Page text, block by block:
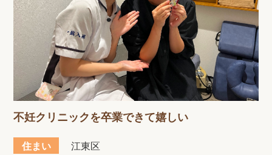
不妊クリニックを卒業できて嬉しい
住まい
江東区